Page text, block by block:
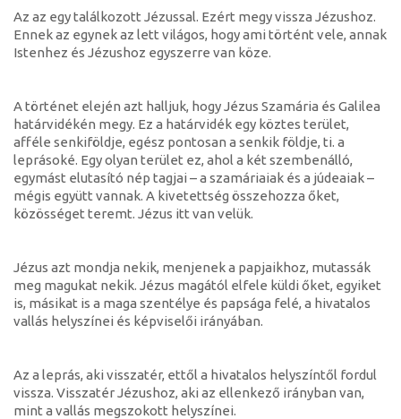
Az az egy találkozott Jézussal. Ezért megy vissza Jézushoz.
Ennek az egynek az lett világos, hogy ami történt vele, annak
Istenhez és Jézushoz egyszerre van köze.
A történet elején azt halljuk, hogy Jézus Szamária és Galilea
határvidékén megy. Ez a határvidék egy köztes terület,
afféle senkiföldje, egész pontosan a senkik földje, ti. a
leprásoké. Egy olyan terület ez, ahol a két szembenálló,
egymást elutasító nép tagjai – a szamáriaiak és a júdeaiak –
mégis együtt vannak. A kivetettség összehozza őket,
közösséget teremt. Jézus itt van velük.
Jézus azt mondja nekik, menjenek a papjaikhoz, mutassák
meg magukat nekik. Jézus magától elfele küldi őket, egyiket
is, másikat is a maga szentélye és papsága felé, a hivatalos
vallás helyszínei és képviselői irányában.
Az a leprás, aki visszatér, ettől a hivatalos helyszíntől fordul
vissza. Visszatér Jézushoz, aki az ellenkező irányban van,
mint a vallás megszokott helyszínei.